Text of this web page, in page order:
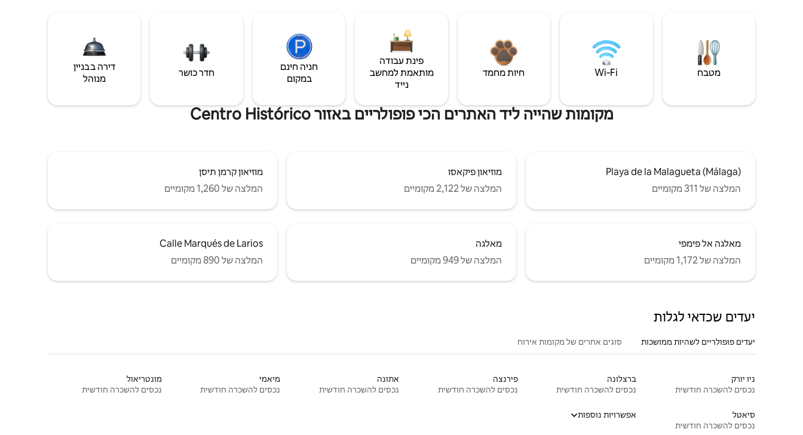
מטבח Wi‑Fi חיות מחמד
פינת עבודה
מותאמת למחשב
נייד
חניה חינם
במקום
חדר כושר
דירה בבניין
מנוהל
מקומות שהייה ליד האתרים הכי פופולריים באזור Centro Histórico
Playa de la Malagueta (Málaga)
המלצה של 311 מקומיים
מוזיאון פיקאסו
המלצה של 2,122 מקומיים
מוזיאון קרמן תיסן
המלצה של 1,260 מקומיים
מאלגה אל פימפי
המלצה של 1,172 מקומיים
מאלגה
המלצה של 949 מקומיים
Calle Marqués de Larios
המלצה של 890 מקומיים
יעדים שכדאי לגלות
יעדים פופולריים לשהיות ממושכות סוגים אחרים של מקומות אירוח
ניו יורק
נכסים להשכרה חודשית
ברצלונה
נכסים להשכרה חודשית
פירנצה
נכסים להשכרה חודשית
אתונה
נכסים להשכרה חודשית
מיאמי
נכסים להשכרה חודשית
מונטריאול
נכסים להשכרה חודשית
סיאטל
נכסים להשכרה חודשית
אפשרויות נוספות